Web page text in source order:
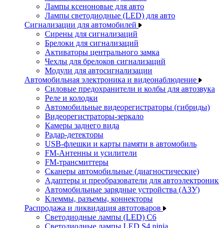
Лампы ксеноновые для авто
Лампы светодиодные (LED) для авто
Сигнализации для автомобилей
Сирены для сигнализаций
Брелоки для сигнализаций
Активаторы центрального замка
Чехлы для брелоков сигнализаций
Модули для автосигнализации
Автомобильная электроника и видеонаблюдение
Силовые предохранители и колбы для автозвука
Реле и колодки
Автомобильные видеорегистраторы (гибриды)
Видеорегистраторы-зеркало
Камеры заднего вида
Радар-детекторы
USB-флешки и карты памяти в автомобиль
FM-Антенны и усилители
FM-трансмиттеры
Сканеры автомобильные (диагностические)
Адаптеры и преобразователи для
Автомобильные зарядные устройства (АЗУ)
Клеммы, разъемы, коннекторы
Распродажа и ликвидация автотоваров
Светодиодные лампы (LED) C6
Светодиодные лампы LED S4 ninja